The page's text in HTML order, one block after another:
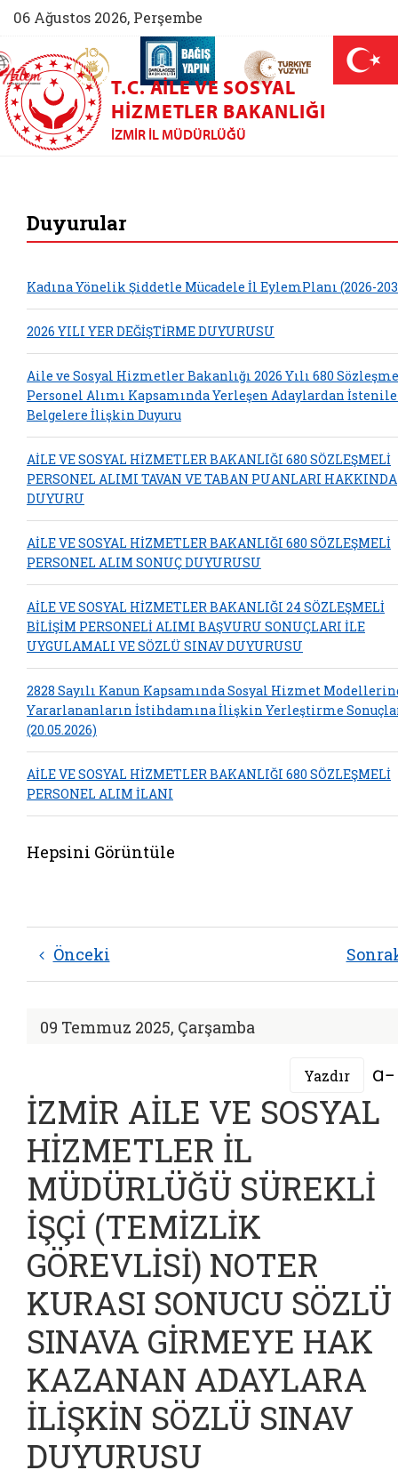
06 Ağustos 2026, Perşembe
(yeni sekmede açılır)
AİLEM İletişim Merkezi (yeni sekmede açılır)
Aile ve Nüfus On Yılı (yeni sekmede açılır)
Darülaceze bağış sayfası (yeni
T.C. AILE VE SOSYAL
HIZMETLER BAKANLIĞI
İZMIR İL MÜDÜRLÜĞÜ
Duyurular
Kadına Yönelik Şiddetle Mücadele İl EylemPlanı (2026-
2026 YILI YER DEĞİŞTİRME DUYURUSU
Aile ve Sosyal Hizmetler Bakanlığı 2026 Yılı 680
Personel Alımı Kapsamında Yerleşen Adaylardan
Belgelere İlişkin Duyuru
AİLE VE SOSYAL HİZMETLER BAKANLIĞI 680 SÖZLEŞMELİ
PERSONEL ALIMI TAVAN VE TABAN PUANLARI HAKKINDA
DUYURU
AİLE VE SOSYAL HİZMETLER BAKANLIĞI 680 SÖZLEŞMELİ
PERSONEL ALIM SONUÇ DUYURUSU
AİLE VE SOSYAL HİZMETLER BAKANLIĞI 24 SÖZLEŞMELİ
BİLİŞİM PERSONELİ ALIMI BAŞVURU SONUÇLARI İLE
UYGULAMALI VE SÖZLÜ SINAV DUYURUSU
2828 Sayılı Kanun Kapsamında Sosyal Hizmet
Yararlananların İstihdamına İlişkin Yerleştirme
(20.05.2026)
AİLE VE SOSYAL HİZMETLER BAKANLIĞI 680 SÖZLEŞMELİ
PERSONEL ALIM İLANI
Hepsini Görüntüle
Önceki
09 Temmuz 2025, Çarşamba
Yazdır
İZMİR AİLE VE SOSYAL
HİZMETLER İL
MÜDÜRLÜĞÜ SÜREKLİ
İŞÇİ (TEMİZLİK
GÖREVLİSİ) NOTER
KURASI SONUCU SÖZLÜ
SINAVA GİRMEYE HAK
KAZANAN ADAYLARA
İLİŞKİN SÖZLÜ SINAV
DUYURUSU